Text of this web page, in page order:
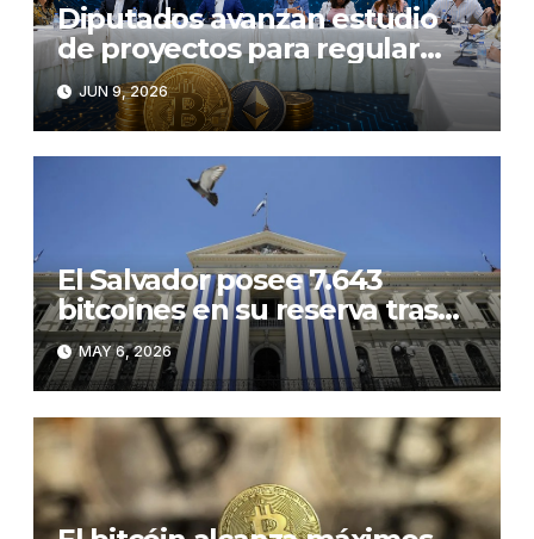
Diputados avanzan estudio
de proyectos para regular
criptomonedas
JUN 9, 2026
El Salvador posee 7.643
bitcoines en su reserva tras
comprar 1.633 monedas en
2025 y 2026
MAY 6, 2026